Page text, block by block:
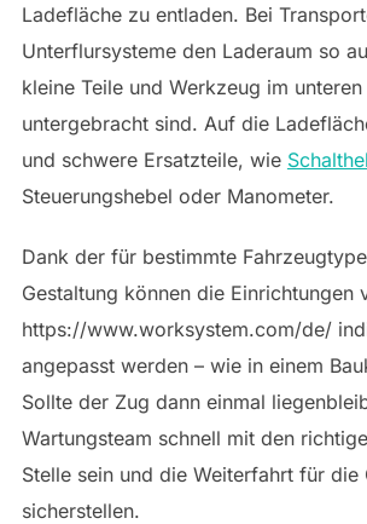
Ladefläche zu entladen. Bei
Unterflursysteme den Laderaum so
kleine Teile und Werkzeug im
untergebracht sind. Auf die
und schwere Ersatzteile, wie
Steuerungshebel oder Manometer.
Dank der für bestimmte
Gestaltung können die Einrichtungen
https://www.worksystem.com/de/
angepasst werden – wie in einem
Sollte der Zug dann einmal
Wartungsteam schnell mit den
Stelle sein und die Weiterfahrt für die
sicherstellen.